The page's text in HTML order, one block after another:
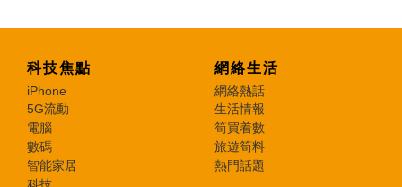
科技焦點
iPhone
5G流動
電腦
數碼
智能家居
科技
網絡生活
網絡熱話
生活情報
筍買着數
旅遊筍料
熱門話題